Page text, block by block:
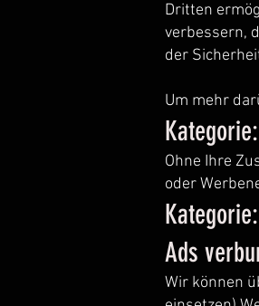
Dritten
verbessern,
der
Um mehr
Ohne Ihre
oder
Ads
Wir können